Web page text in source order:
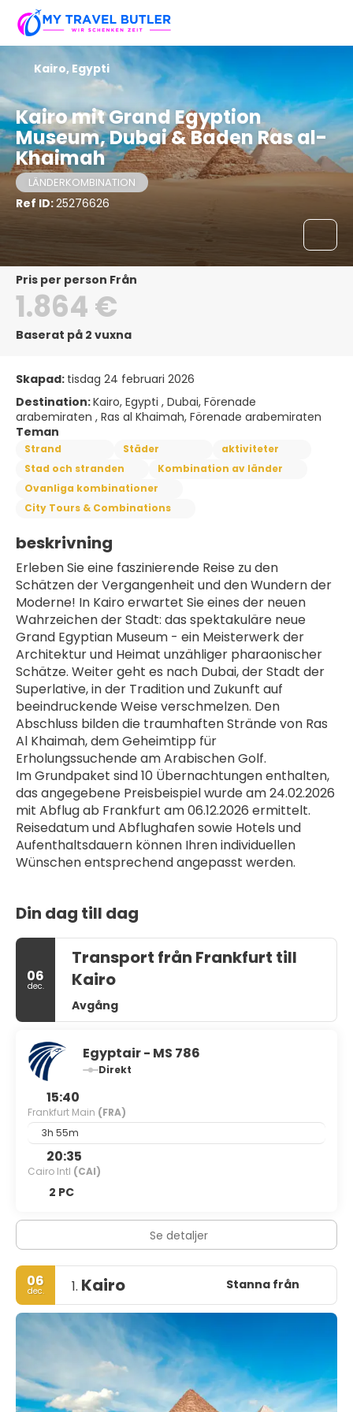
Kairo mit Grand Egyption
Museum, Dubai & Baden Ras al-
Khaimah
LÄNDERKOMBINATION
Ref ID:25276626
Kairo, Egypti
pris per person Från
1.864 €
Baserat på 2 vuxna
Skapad: tisdag 24 februari 2026
Destination:Kairo, Egypti , Dubai, Förenade
arabemiraten , Ras al Khaimah, Förenade arabemiraten
Teman
Strand Städer
aktiviteter
Stad och stranden
Kombination av länder
Ovanliga kombinationer
City Tours & Combinations
beskrivning
Erleben Sie eine faszinierende Reise zu den
Schätzen der Vergangenheit und den Wundern der
Moderne! In Kairo erwartet Sie eines der neuen
Wahrzeichen der Stadt: das spektakuläre neue
Grand Egyptian Museum - ein Meisterwerk der
Architektur und Heimat unzähliger pharaonischer
Schätze. Weiter geht es nach Dubai, der Stadt der
Superlative, in der Tradition und Zukunft auf
beeindruckende Weise verschmelzen. Den
Abschluss bilden die traumhaften Strände von Ras
Al Khaimah, dem Geheimtipp für
Erholungssuchende am Arabischen Golf.
Im Grundpaket sind 10 Übernachtungen enthalten,
das angegebene Preisbeispiel wurde am 24.02.2026
mit Abflug ab Frankfurt am 06.12.2026 ermittelt.
Reisedatum und Abflughafen sowie Hotels und
Aufenthaltsdauern können Ihren individuellen
Wünschen entsprechend angepasst werden.
Din dag till dag
06
dec.
Transport från Frankfurt till
Kairo
Avgång
Egyptair - MS 786
Direkt
15:40
Frankfurt Main (FRA)
3h 55m
20:35
Cairo Intl (CAI)
2 PC
Se detaljer
06
dec. 1. Kairo Stanna från